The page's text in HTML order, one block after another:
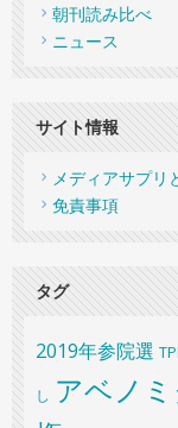
朝刊読み比べ
ニュース
サイト情報
メディアサプリ
免責事項
タグ
2019年参院選
し アベノ